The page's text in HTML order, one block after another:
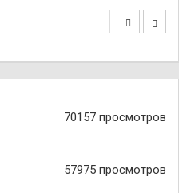
70157 просмотров
57975 просмотров